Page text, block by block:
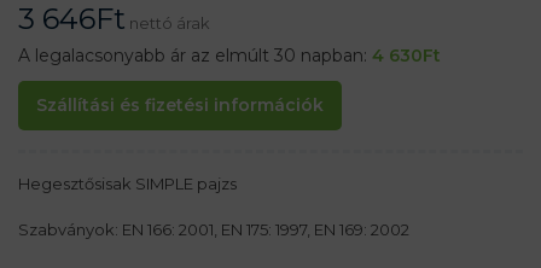
3 646Ft nettó árak
A legalacsonyabb ár az elmúlt 30 napban: 4 630Ft
Szállítási és fizetési információk
Hegesztősisak SIMPLE pajzs
Szabványok: EN 166: 2001, EN 175: 1997, EN 169: 2002